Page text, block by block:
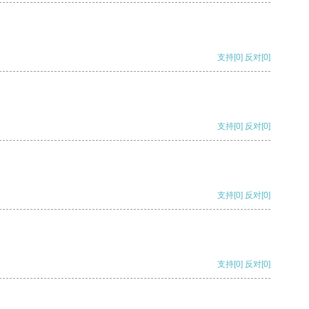
支持[0] 反对[0]
支持[0] 反对[0]
支持[0] 反对[0]
支持[0] 反对[0]